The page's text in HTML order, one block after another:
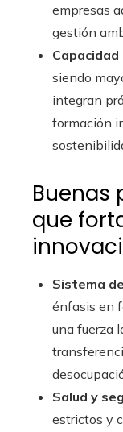
empresas
gestión
siendo
integran
formación
Buenas
que
Sistema
énfasis en
una fuerza
Salud y
estrictos y